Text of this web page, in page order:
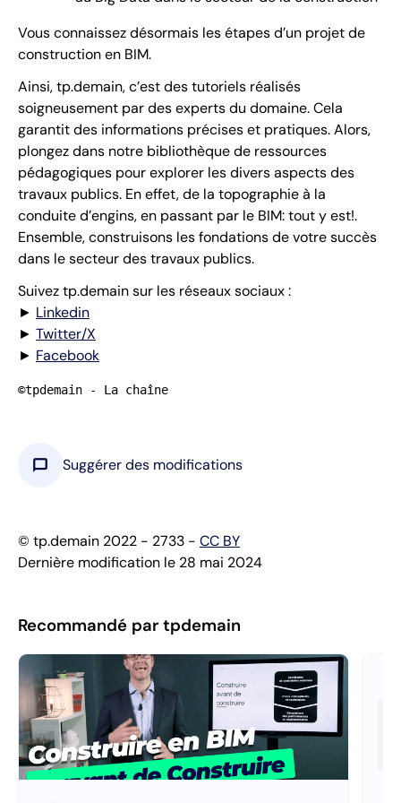
Vous connaissez désormais les étapes d’un projet de
construction en BIM.
Ainsi, tp.demain, c’est des tutoriels réalisés
soigneusement par des experts du domaine. Cela
garantit des informations précises et pratiques. Alors,
plongez dans notre bibliothèque de ressources
pédagogiques pour explorer les divers aspects des
travaux publics. En effet, de la topographie à la
conduite d’engins, en passant par le BIM: tout y est!.
Ensemble, construisons les fondations de votre succès
dans le secteur des travaux publics.
Suivez tp.demain sur les réseaux sociaux :
► Linkedin
► Twitter/X
► Facebook
©tpdemain - La chaîne
chat_bubble Suggérer des modifications
© tp.demain 2022 - 2733 - CC BY
Dernière modification le 28 mai 2024
Recommandé par tpdemain